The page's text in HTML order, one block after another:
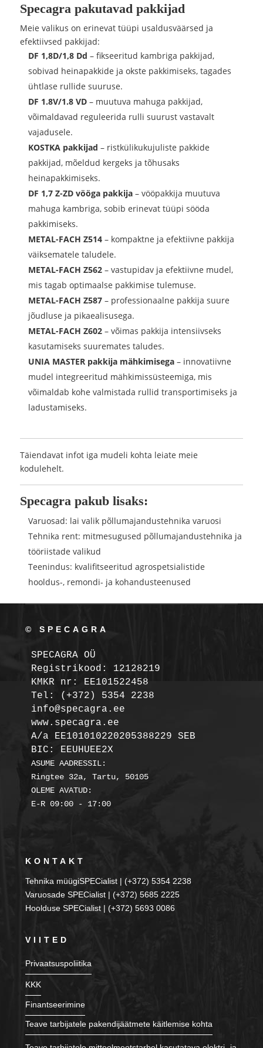
Specagra pakutavad pakkijad
Meie valikus on erinevat tüüpi usaldusväärsed ja
efektiivsed pakkijad:
DF 1,8D/1,8 Dd – fikseeritud kambriga pakkijad,
sobivad heinapakkide ja okste pakkimiseks, tagades
ühtlase rullide suuruse.
DF 1.8V/1.8 VD – muutuva mahuga pakkijad,
võimaldavad reguleerida rulli suurust vastavalt
vajadusele.
KOSTKA pakkijad – ristkülikukujuliste pakkide
pakkijad, mõeldud kergeks ja tõhusaks
heinapakkimiseks.
DF 1,7 Z-ZD vööga pakkija – vööpakkija muutuva
mahuga kambriga, sobib erinevat tüüpi sööda
pakkimiseks.
METAL-FACH Z514 – kompaktne ja efektiivne pakkija
väiksematele taludele.
METAL-FACH Z562 – vastupidav ja efektiivne mudel,
mis tagab optimaalse pakkimise tulemuse.
METAL-FACH Z587 – professionaalne pakkija suure
jõudluse ja pikaealisusega.
METAL-FACH Z602 – võimas pakkija intensiivseks
kasutamiseks suuremates taludes.
UNIA MASTER pakkija mähkimisega – innovatiivne
mudel integreeritud mähkimissüsteemiga, mis
võimaldab kohe valmistada rullid transportimiseks ja
ladustamiseks.
Täiendavat infot iga mudeli kohta leiate meie
kodulehelt.
Specagra pakub lisaks:
Varuosad: lai valik põllumajandustehnika varuosi
Tehnika rent: mitmesugused põllumajandustehnika ja
tööriistade valikud
Teenindus: kvalifitseeritud agrospetsialistide
hooldus-, remondi- ja kohandusteenused
© SPECAGRA
SPECAGRA OÜ
Registrikood: 12128219
KMKR nr: EE101522458
Tel: (+372) 5354 2238
info@specagra.ee
A/a EE101010220205388229 SEB
BIC: EEUHUEE2X
ASUME AADRESSIL:
Ringtee 32a, Tartu, 50105
OLEME AVATUD:
E-R 09:00 - 17:00
KONTAKT
Tehnika müügiSPECialist | (+372) 5354 2238
Varuosade SPECialist | (+372) 5685 2225
Hoolduse SPECialist | (+372) 5693 0086
VIITED
Privaatsuspoliitika
KKK
Finantseerimine
Teave tarbijatele pakendijäätmete käitlemise kohta